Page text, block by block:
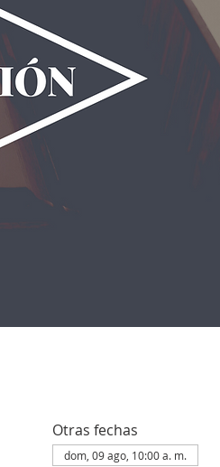
Otras fechas
dom, 09 ago, 10:00 a. m.